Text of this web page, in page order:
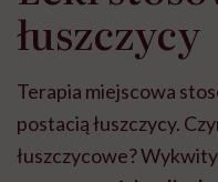
łuszczycy
Terapia miejscowa
postacią łuszczycy.
łuszczycowe?